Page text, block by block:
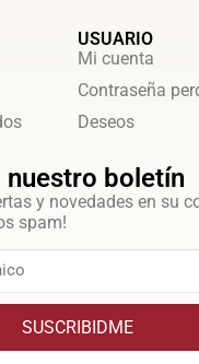
USUARIO
Mi cuenta
Contraseña
Deseos
nuestro boletín
y novedades en su
spam!
SUSCRIBIDME